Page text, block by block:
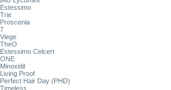
Estessimo
Trie
Proscenia
7
Viege
TheO
Estessimo Celcert
ONE
Minoxidil
Living Proof
Perfect Hair Day (PHD)
Timeless